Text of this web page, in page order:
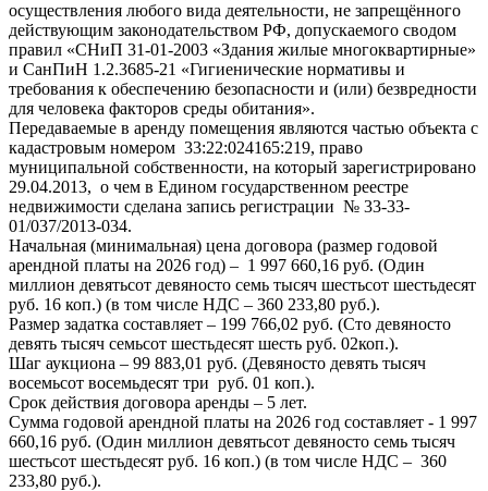
осуществления любого вида деятельности, не запрещённого
действующим законодательством РФ, допускаемого сводом
правил «СНиП 31-01-2003 «Здания жилые многоквартирные»
и СанПиН 1.2.3685-21 «Гигиенические нормативы и
требования к обеспечению безопасности и (или) безвредности
для человека факторов среды обитания».
Передаваемые в аренду помещения являются частью объекта с
кадастровым номером 33:22:024165:219, право
муниципальной собственности, на который зарегистрировано
29.04.2013, о чем в Едином государственном реестре
недвижимости сделана запись регистрации № 33-33-
01/037/2013-034.
Начальная (минимальная) цена договора (размер годовой
арендной платы на 2026 год) – 1 997 660,16 руб. (Один
миллион девятьсот девяносто семь тысяч шестьсот шестьдесят
руб. 16 коп.) (в том числе НДС – 360 233,80 руб.).
Размер задатка составляет – 199 766,02 руб. (Сто девяносто
девять тысяч семьсот шестьдесят шесть руб. 02коп.).
Шаг аукциона – 99 883,01 руб. (Девяносто девять тысяч
восемьсот восемьдесят три руб. 01 коп.).
Срок действия договора аренды – 5 лет.
Сумма годовой арендной платы на 2026 год составляет - 1 997
660,16 руб. (Один миллион девятьсот девяносто семь тысяч
шестьсот шестьдесят руб. 16 коп.) (в том числе НДС – 360
233,80 руб.).